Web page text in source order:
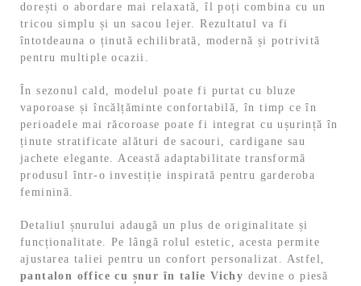
dorești o abordare mai relaxată, îl poți combina cu un
tricou simplu și un sacou lejer. Rezultatul va fi
întotdeauna o ținută echilibrată, modernă și potrivită
pentru multiple ocazii.
În sezonul cald, modelul poate fi purtat cu bluze
vaporoase și încălțăminte confortabilă, în timp ce în
perioadele mai răcoroase poate fi integrat cu ușurință în
ținute stratificate alături de sacouri, cardigane sau
jachete elegante. Această adaptabilitate transformă
produsul într-o investiție inspirată pentru garderoba
feminină.
Detaliul șnurului adaugă un plus de originalitate și
funcționalitate. Pe lângă rolul estetic, acesta permite
ajustarea taliei pentru un confort personalizat. Astfel,
pantalon office cu șnur în talie Vichy devine o piesă